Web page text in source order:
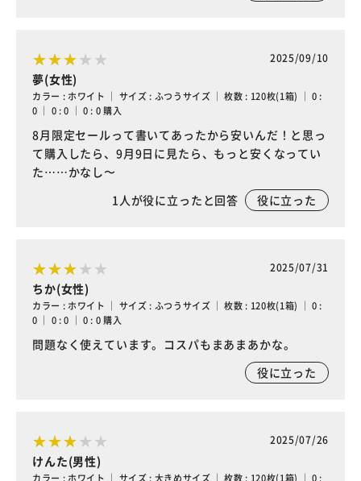
2025/09/10
夢(女性)
カラー : ホワイト ｜ サイズ : ふつうサイズ ｜ 枚数 : 120枚(1箱) ｜ 0 :
0 ｜ 0 : 0 ｜ 0 : 0 購入
8月限定セールって書いてあったから安いんだ！と思っ
て購入したら、9月9日に見たら、もっと安くなってい
た……かなし〜
1人が役に立ったと回答 役に立った
2025/07/31
ちか(女性)
カラー : ホワイト ｜ サイズ : ふつうサイズ ｜ 枚数 : 120枚(1箱) ｜ 0 :
0 ｜ 0 : 0 ｜ 0 : 0 購入
問題なく使えています。コスパもまあまあかな。
役に立った
2025/07/26
けんた(男性)
カラー : ホワイト ｜ サイズ : 大きめサイズ ｜ 枚数 : 120枚(1箱) ｜ 0 :